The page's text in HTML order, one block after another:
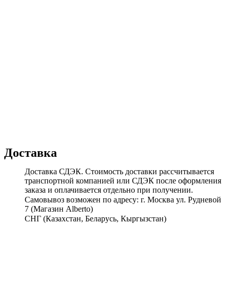
Доставка
Доставка СДЭК. Стоимость доставки рассчитывается
транспортной компанией или СДЭК после оформления
заказа и оплачивается отдельно при получении.
Самовывоз возможен по адресу: г. Москва ул. Рудневой
7 (Магазин Alberto)
СНГ (Казахстан, Беларусь, Кыргызстан)